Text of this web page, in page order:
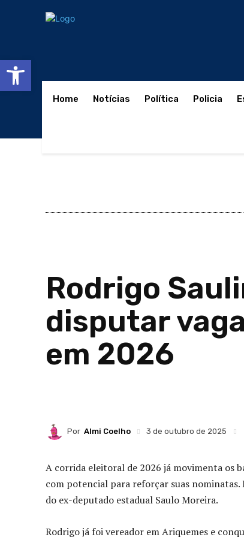
Abrir a barra de ferramentas
Home Notícias Política Policia
Rodrigo
disputar
em 2026
Por Almi Coelho 3 de outubro de 2025
A corrida eleitoral de 2026 já movimenta os
com potencial para reforçar suas
do ex-deputado estadual Saulo Moreira.
Rodrigo já foi vereador em Ariquemes e